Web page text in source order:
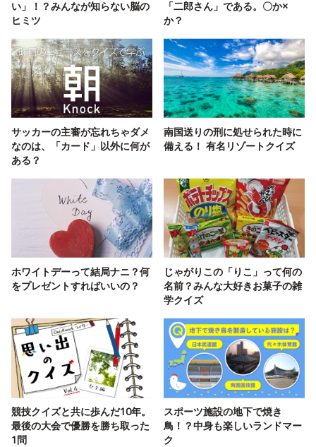
い」！？みんなが知らない脳の
ヒミツ
「二郎さん」である。〇か×
か？
サッカーの主審が忘れちゃダメ
なのは、「カード」以外に何が
ある？
南国送りの刑に処せられた時に
備える！ 有名リゾートクイズ
ホワイトデーって結局ナニ？何
をプレゼントすればいいの？
じゃがりこの「りこ」って何の
名前？みんな大好きお菓子の雑
学クイズ
競技クイズと共に歩んだ10年。
最後の大会で優勝を勝ち取った
1問
スポーツ施設の地下で焼き
鳥！？中身も楽しいランドマー
ク